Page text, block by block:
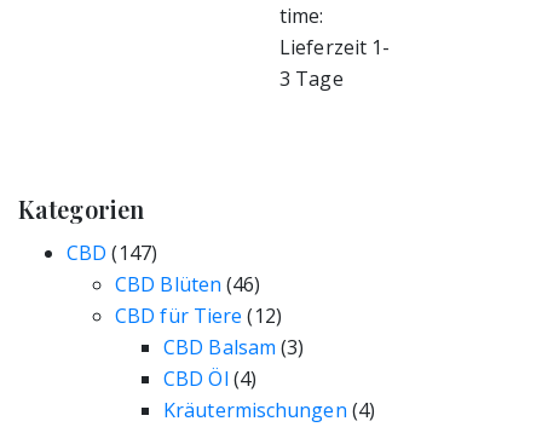
time:
Lieferzeit 1-
3 Tage
Kategorien
CBD (147)
CBD Blüten (46)
CBD für Tiere (12)
CBD Balsam (3)
CBD Öl (4)
Kräutermischungen (4)